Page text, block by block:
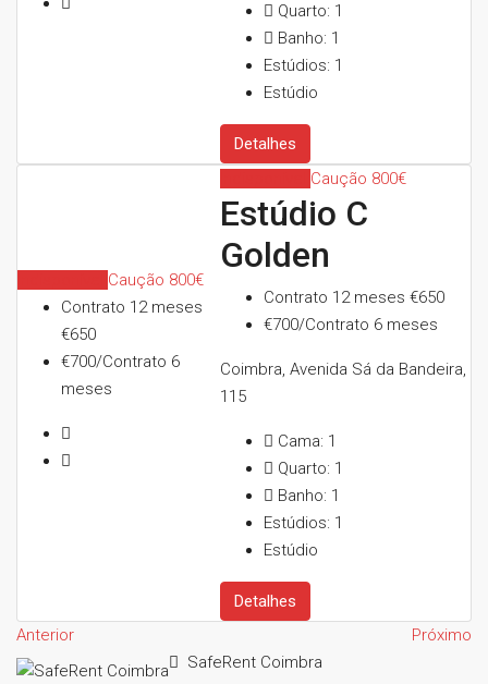
Quarto: 1
Banho: 1
Estúdios: 1
Estúdio
Detalhes
Caução 800€
Contrato 12 meses
€650
€700/Contrato 6
meses
Caução 800€
Estúdio C
Golden
Contrato 12 meses€650
€700/Contrato 6 meses
Coimbra, Avenida Sá da Bandeira,
115
Cama: 1
Quarto: 1
Banho: 1
Estúdios: 1
Estúdio
Detalhes
Anterior
Próximo
SafeRent Coimbra